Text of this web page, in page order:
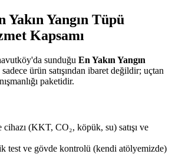
Yangın Tüpü
Kapsamı
sunduğu En Yakın Yangın
ürün satışından ibaret değildir; uçtan
paketidir.
cihazı (KKT, CO₂, köpük, su) satışı ve
test ve gövde kontrolü (kendi atölyemizde)